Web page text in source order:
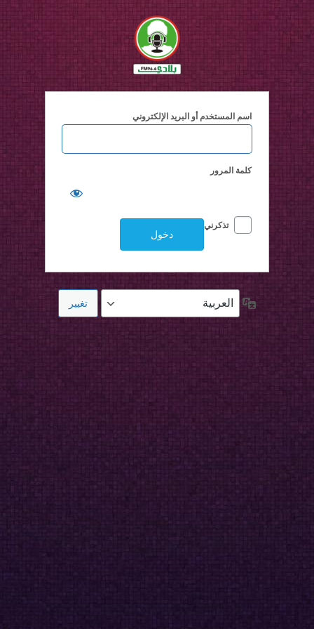
دخول
اسم المستخدم أو البريد الإلكتروني
كلمة المرور
تذكرني
اللغة